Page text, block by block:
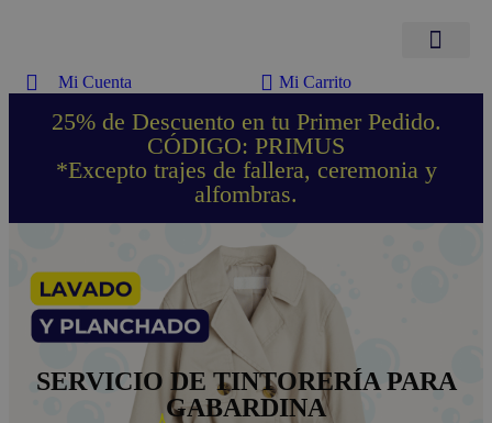
Mi Cuenta Mi Carrito
25% de Descuento en tu Primer Pedido.
CÓDIGO: PRIMUS
*Excepto trajes de fallera, ceremonia y
alfombras.
SERVICIO DE TINTORERÍA PARA
GABARDINA